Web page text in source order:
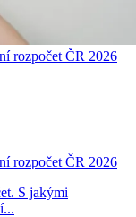
rozpočet ČR 2026
rozpočet ČR 2026
S jakými